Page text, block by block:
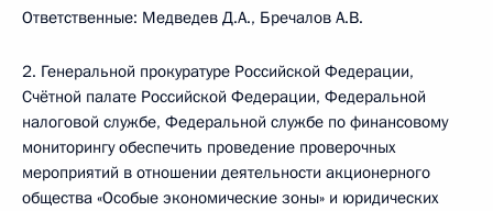
Ответственные: Медведев Д.А., Бречалов А.В.
2. Генеральной прокуратуре Российской Федерации,
Счётной палате Российской Федерации, Федеральной
налоговой службе, Федеральной службе по финансовому
мониторингу обеспечить проведение проверочных
мероприятий в отношении деятельности акционерного
общества «Особые экономические зоны» и юридических